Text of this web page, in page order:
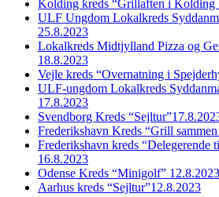
Kolding kreds “Grillaften i Kolding
ULF Ungdom Lokalkreds
25.8.2023
Lokalkreds Midtjylland Pizza og
18.8.2023
Vejle kreds “Overnatning i
ULF-ungdom Lokalkreds
17.8.2023
Svendborg Kreds
Frederikshavn Kreds “Grill
Frederikshavn kreds “Delegerende
16.8.2023
Odense Kreds “Minigolf” 12.8.2023
Aarhus kreds “Sejltur”12.8.2023